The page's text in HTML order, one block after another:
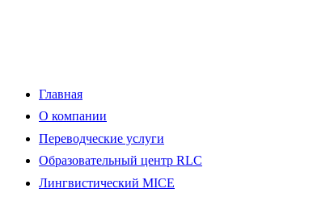
Главная
О компании
Переводческие услуги
Образовательный центр RLC
Лингвистический MICE